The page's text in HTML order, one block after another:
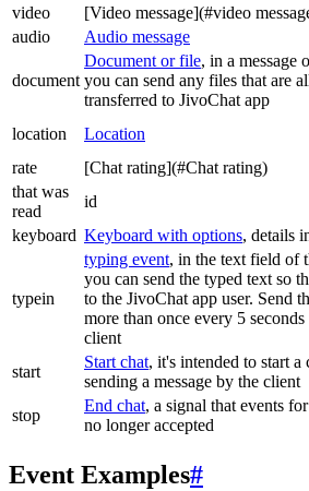
video
[Video message](#video
audio
Audio message
document
Document or file, in a message
you can send any files that are
transferred to JivoChat app
location Location
rate
[Chat rating](#Chat rating)
that was
read
id
keyboard Keyboard with options, details
typein
typing event, in the text field of
you can send the typed text so
to the JivoChat app user. Send
more than once every 5
client
start
Start chat, it's intended to start
sending a message by the client
stop
End chat, a signal that events
no longer accepted
Event Examples#